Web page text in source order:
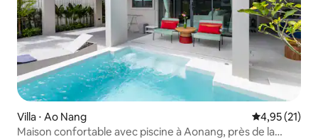
Villa ⋅ Ao Nang Évaluation
4,95 (21)
Maison confortable avec piscine à Aonang, près de la